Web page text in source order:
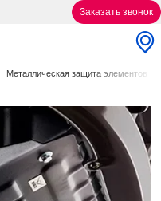
Заказать звонок
Металлическая защита элементов